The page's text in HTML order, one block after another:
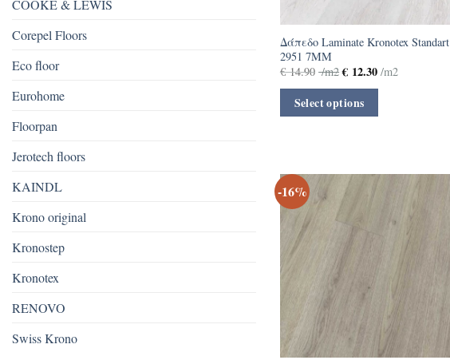
COOKE & LEWIS
Corepel Floors
Eco floor
Eurohome
Floorpan
Jerotech floors
KAINDL
Krono original
Kronostep
Kronotex
RENOVO
Swiss Krono
Δάπεδο Laminate Κronotex Standart
2951 7MM
€14.90 /m2 € 12.30 /m2
Select options
-16%